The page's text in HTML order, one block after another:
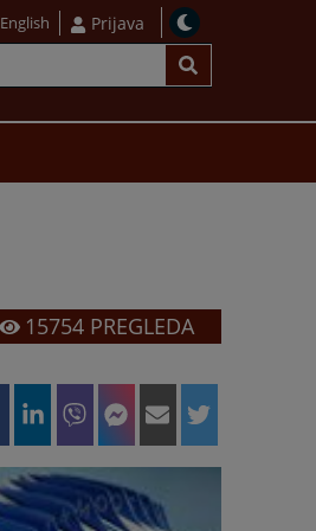
English Prijava
15754PREGLEDA